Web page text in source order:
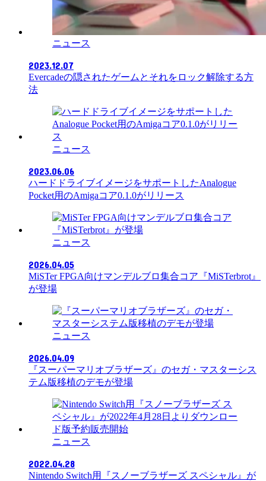
ニュース
2023.12.07
Evercadeの隠されたゲームとそれをロック解除する方
法
ニュース
2023.06.06
ハードドライブイメージをサポートしたAnalogue
Pocket用のAmigaコア0.1.0がリリース
ニュース
2026.04.05
MiSTer FPGA向けマンデルブロ集合コア『MiSTerbrot』
が登場
ニュース
2026.04.09
『スーパーマリオブラザーズ』のセガ・マスターシス
テム版移植のデモが登場
ニュース
2022.04.28
Nintendo Switch用『スノーブラザーズ スペシャル』が